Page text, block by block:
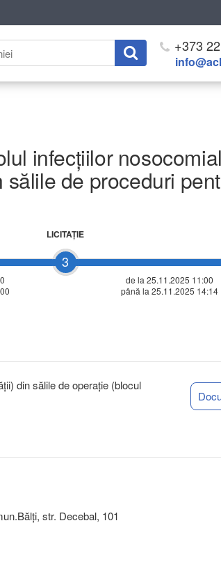
+373
infecțiilor
de proceduri
3
LICITAŢIE
de la 25.11.2025 11:00
până la 25.11.2025 14:14
din sălile de operație (blocul
str. Decebal, 101